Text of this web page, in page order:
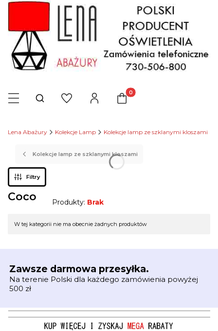
Otwórz wyszukiwarkę Produkty w koszyku: 0.
Lena Abażury Kolekcje Lamp Kolekcje lamp ze szklanymi kloszami
Kolekcje lamp ze szklanymi kloszami
Filtry
Coco Produkty: Brak
Lista produktów
W tej kategorii nie ma obecnie żadnych produktów
Zawsze darmowa przesyłka.
Na terenie Polski dla każdego zamówienia powyżej
500 zł